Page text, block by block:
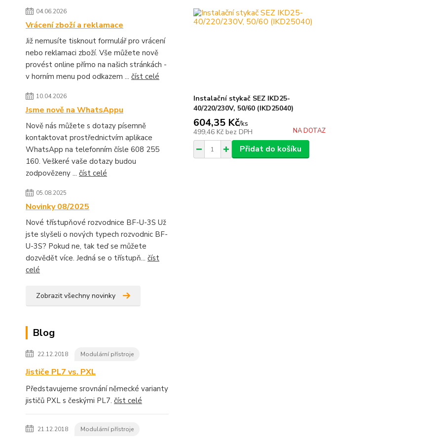
04.06.2026
Vrácení zboží a reklamace
Již nemusíte tisknout formulář pro vrácení
nebo reklamaci zboží. Vše můžete nově
provést online přímo na našich stránkách -
v horním menu pod odkazem ... číst celé
10.04.2026
Jsme nově na WhatsAppu
Nově nás můžete s dotazy písemně
kontaktovat prostřednictvím aplikace
WhatsApp na telefonním čísle 608 255
160. Veškeré vaše dotazy budou
zodpovězeny ... číst celé
05.08.2025
Novinky 08/2025
Nové třístupňové rozvodnice BF-U-3S Už
jste slyšeli o nových typech rozvodnic BF-
U-3S? Pokud ne, tak teď se můžete
dozvědět více. Jedná se o třístupň... číst
celé
Zobrazit všechny novinky
Blog
22.12.2018 Modulární přístroje
Jističe PL7 vs. PXL
Představujeme srovnání německé varianty
jističů PXL s českými PL7. číst celé
21.12.2018 Modulární přístroje
Instalační stykač SEZ IKD25-
40/220/230V, 50/60 (IKD25040)
604,35 Kč/ks
499,46 Kč bez DPH NA DOTAZ
Přidat do košíku